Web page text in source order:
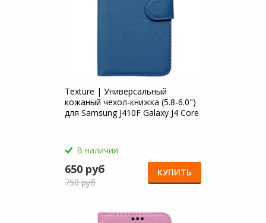
Texture | Универсальный
кожаный чехол-книжка (5.8-6.0")
для Samsung J410F Galaxy J4 Core
В наличии
650 руб
750 руб
КУПИТЬ